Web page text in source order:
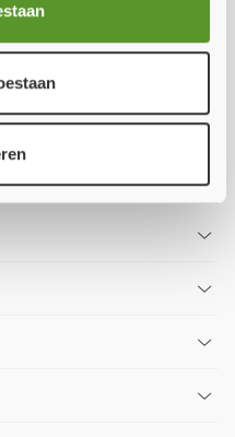
als eerste alle nieuws!